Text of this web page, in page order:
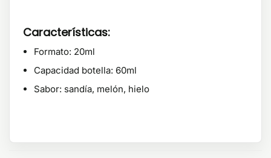
Características:
Formato: 20ml
Capacidad botella: 60ml
Sabor: sandía, melón, hielo